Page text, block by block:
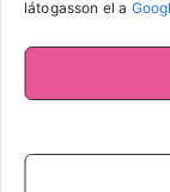
látogasson el a